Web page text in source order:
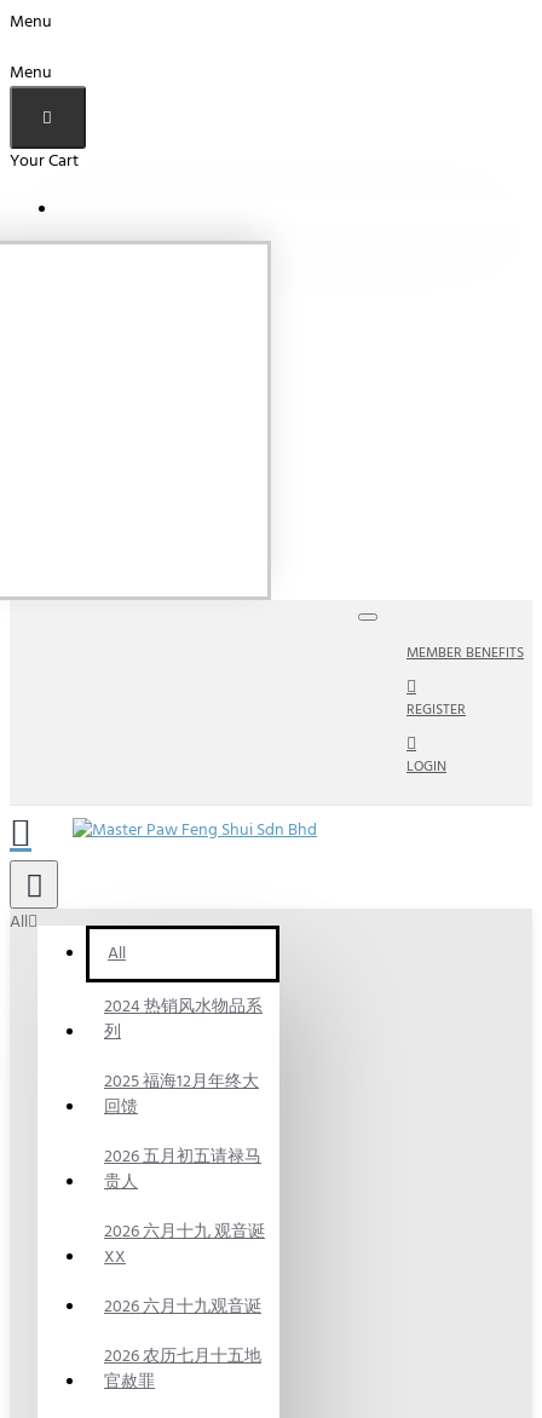
Menu
Menu
Your Cart
MEMBER BENEFITS
REGISTER
LOGIN
All
All
2024 热销风水物品系
列
2025 福海12月年终大
回馈
2026 五月初五请禄马
贵人
2026 六月十九 观音诞
XX
2026 六月十九观音诞
2026 农历七月十五地
官赦罪